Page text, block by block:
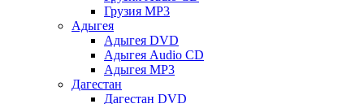
Грузия MP3
Адыгея
Адыгея DVD
Адыгея Audio CD
Адыгея MP3
Дагестан
Дагестан DVD